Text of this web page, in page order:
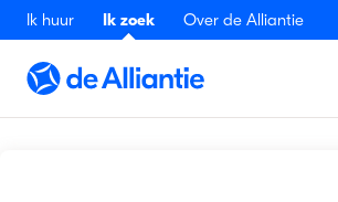
Ik huur Ik zoek Over de Alliantie
Terug